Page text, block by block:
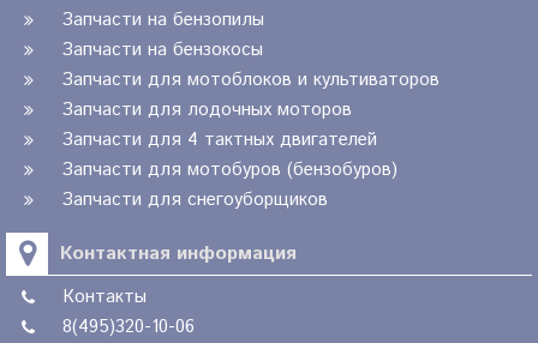
Запчасти на бензопилы
Запчасти на бензокосы
Запчасти для мотоблоков и культиваторов
Запчасти для лодочных моторов
Запчасти для 4 тактных двигателей
Запчасти для мотобуров (бензобуров)
Запчасти для снегоуборщиков
Контактная информация
Контакты
8(495)320-10-06